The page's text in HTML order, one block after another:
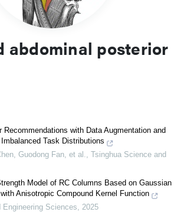
abdominal posterior
Recommendations with Data Augmentation and
Task Distributions
Guodong Fan, et al., Tsinghua Science and
Model of RC Columns Based on Gaussian
Anisotropic Compound Kernel Function
Engineering Sciences, 2025